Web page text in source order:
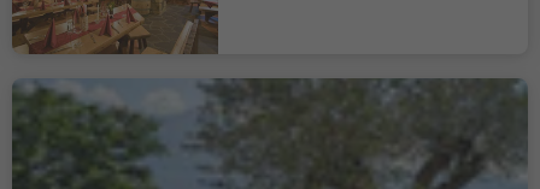
Oberlechner